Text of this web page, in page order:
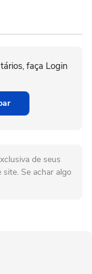
faça Login
de seus
Se achar algo